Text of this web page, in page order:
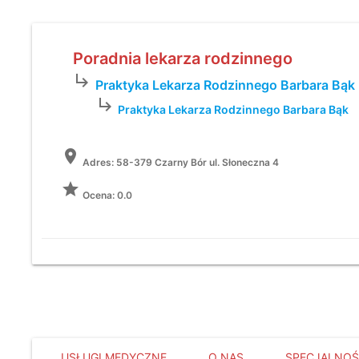
Poradnia lekarza rodzinnego
subdirectory_arrow_right Praktyka Lekarza Rodzinnego Barbara Bąk
subdirectory_arrow_right Praktyka Lekarza Rodzinnego Barbara Bąk
location_on Adres:58-379 Czarny Bór ul. Słoneczna 4
grade Ocena: 0.0